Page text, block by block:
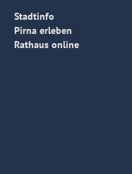
Stadtinfo
Pirna erleben
Rathaus online